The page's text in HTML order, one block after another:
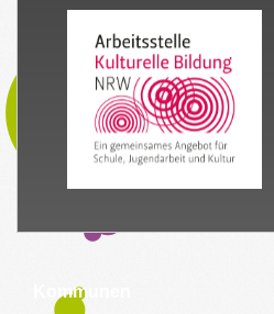
Kommunen